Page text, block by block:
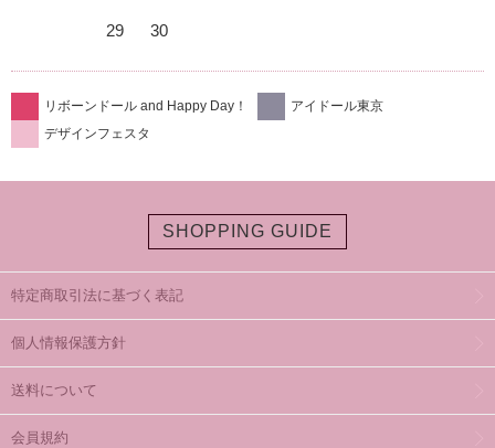
29 30
リボーンドール and Happy Day！
アイドール東京
デザインフェスタ
SHOPPING GUIDE
特定商取引法に基づく表記
個人情報保護方針
送料について
会員規約